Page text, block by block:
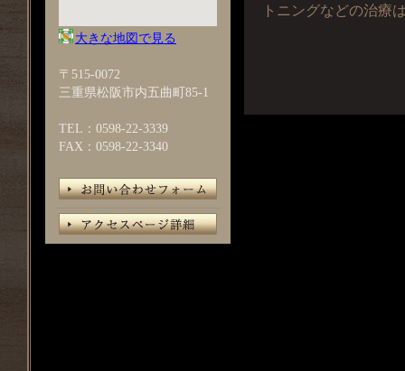
トニングなどの治療
大きな地図で見る
〒515-0072
三重県松阪市内五曲町85-1
TEL：0598-22-3339
FAX：0598-22-3340